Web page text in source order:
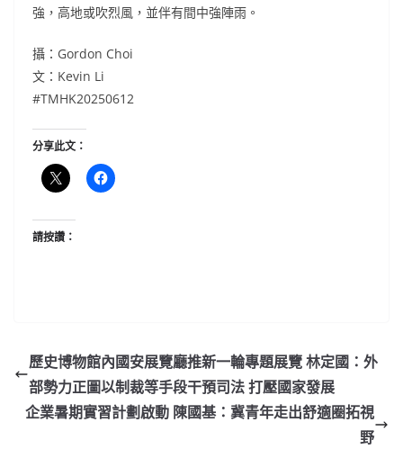
強，高地或吹烈風，並伴有間中強陣雨。
攝：Gordon Choi
文：Kevin Li
#TMHK20250612
分享此文：
請按讚：
歷史博物館內國安展覽廳推新一輪專題展覽 林定國：外
部勢力正圖以制裁等手段干預司法 打壓國家發展
企業暑期實習計劃啟動 陳國基：冀青年走出舒適圈拓視
野